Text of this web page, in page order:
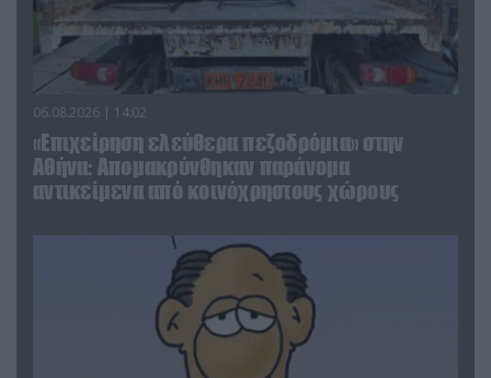
06.08.2026 | 14:02
«Επιχείρηση ελεύθερα πεζοδρόμια» στην
Αθήνα: Απομακρύνθηκαν παράνομα
αντικείμενα από κοινόχρηστους χώρους